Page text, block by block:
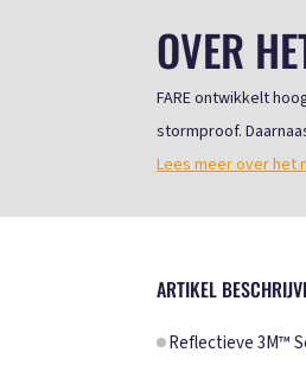
OVER
FARE ontwikkelt
stormproof.
Lees meer over het
ARTIKEL
Reflectieve 3M™